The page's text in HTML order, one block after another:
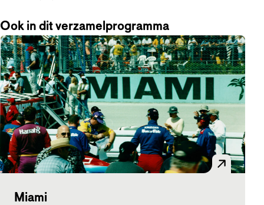
Ook in dit verzamelprogramma
Miami